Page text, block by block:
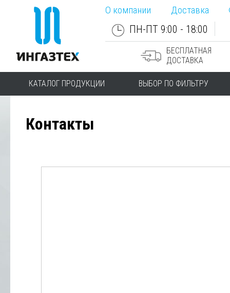
О компании Доставка
ПН-ПТ 9:00 - 18:00
БЕСПЛАТНАЯ
ДОСТАВКА
КАТАЛОГ ПРОДУКЦИИ ВЫБОР ПО ФИЛЬТРУ
Контакты